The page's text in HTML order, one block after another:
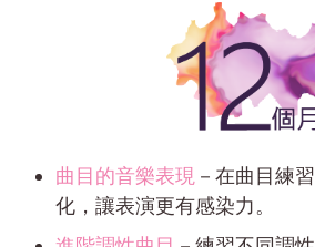
曲目的音樂表現 －在曲目練
化，讓表演更有感染力。